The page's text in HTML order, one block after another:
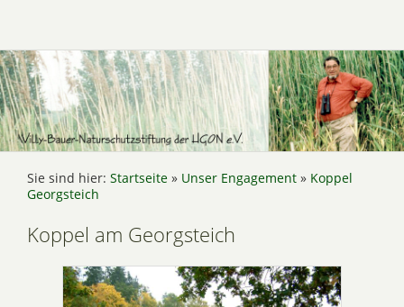
Sie sind hier: Startseite » Unser Engagement » Koppel
Georgsteich
Koppel am Georgsteich